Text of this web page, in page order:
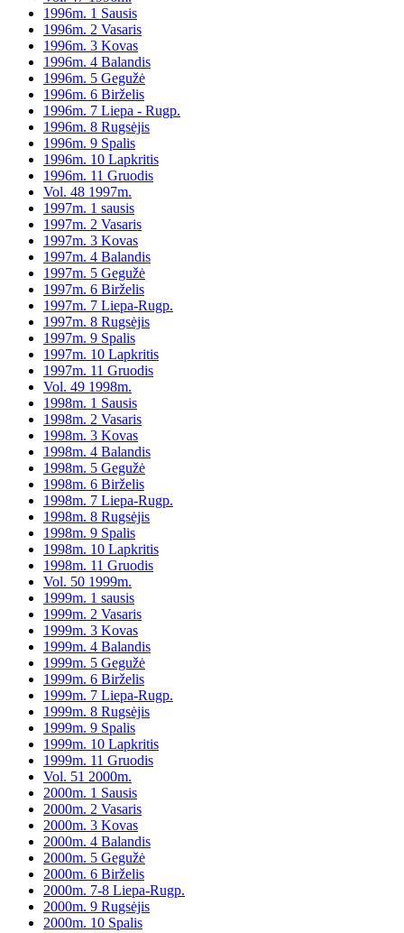
1996m. 1 Sausis
1996m. 2 Vasaris
1996m. 3 Kovas
1996m. 4 Balandis
1996m. 5 Gegužė
1996m. 6 Birželis
1996m. 7 Liepa - Rugp.
1996m. 8 Rugsėjis
1996m. 9 Spalis
1996m. 10 Lapkritis
1996m. 11 Gruodis
Vol. 48 1997m.
1997m. 1 sausis
1997m. 2 Vasaris
1997m. 3 Kovas
1997m. 4 Balandis
1997m. 5 Gegužė
1997m. 6 Birželis
1997m. 7 Liepa-Rugp.
1997m. 8 Rugsėjis
1997m. 9 Spalis
1997m. 10 Lapkritis
1997m. 11 Gruodis
Vol. 49 1998m.
1998m. 1 Sausis
1998m. 2 Vasaris
1998m. 3 Kovas
1998m. 4 Balandis
1998m. 5 Gegužė
1998m. 6 Birželis
1998m. 7 Liepa-Rugp.
1998m. 8 Rugsėjis
1998m. 9 Spalis
1998m. 10 Lapkritis
1998m. 11 Gruodis
Vol. 50 1999m.
1999m. 1 sausis
1999m. 2 Vasaris
1999m. 3 Kovas
1999m. 4 Balandis
1999m. 5 Gegužė
1999m. 6 Birželis
1999m. 7 Liepa-Rugp.
1999m. 8 Rugsėjis
1999m. 9 Spalis
1999m. 10 Lapkritis
1999m. 11 Gruodis
Vol. 51 2000m.
2000m. 1 Sausis
2000m. 2 Vasaris
2000m. 3 Kovas
2000m. 4 Balandis
2000m. 5 Gegužė
2000m. 6 Birželis
2000m. 7-8 Liepa-Rugp.
2000m. 9 Rugsėjis
2000m. 10 Spalis